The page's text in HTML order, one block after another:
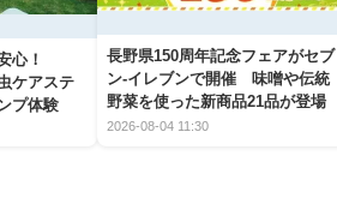
心！
ケアステ
プ体験
長野県150周年記念フェアがセブ
ン-イレブンで開催 味噌や伝統
野菜を使った新商品21品が登場
2026-08-04 11:30